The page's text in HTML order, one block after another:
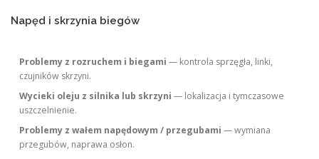
Napęd i skrzynia biegów
Problemy z rozruchem i biegami — kontrola sprzęgła, linki,
czujników skrzyni.
Wycieki oleju z silnika lub skrzyni — lokalizacja i tymczasowe
uszczelnienie.
Problemy z wałem napędowym / przegubami — wymiana
przegubów, naprawa osłon.